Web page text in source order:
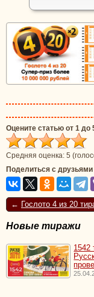
Оцените статью от 1 до
Средняя оценка: 5
Поделиться с друзьями
← Гослото 4 из 20
Новые тиражи
1542